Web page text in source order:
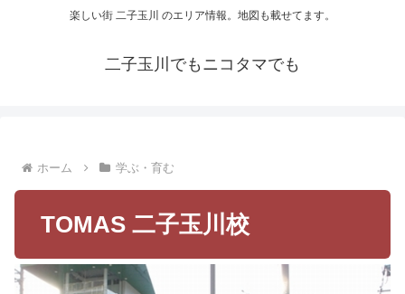
楽しい街 二子玉川 のエリア情報。地図も載せてます。
二子玉川でもニコタマでも
ホーム 学ぶ・育む
TOMAS 二子玉川校